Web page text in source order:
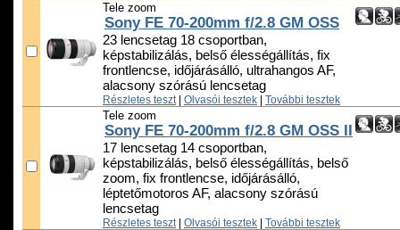
Tele zoom
Sony FE 70-200mm f/2.8 GM OSS
23 lencsetag 18 csoportban,
képstabilizálás, belső élességállítás, fix
frontlencse, időjárásálló, ultrahangos AF,
alacsony szórású lencsetag
Részletes teszt Olvasói tesztek További tesztek
Tele zoom
Sony FE 70-200mm f/2.8 GM OSS II
17 lencsetag 14 csoportban,
képstabilizálás, belső élességállítás, belső
zoom, fix frontlencse, időjárásálló,
léptetőmotoros AF, alacsony szórású
lencsetag
Részletes teszt Olvasói tesztek További tesztek